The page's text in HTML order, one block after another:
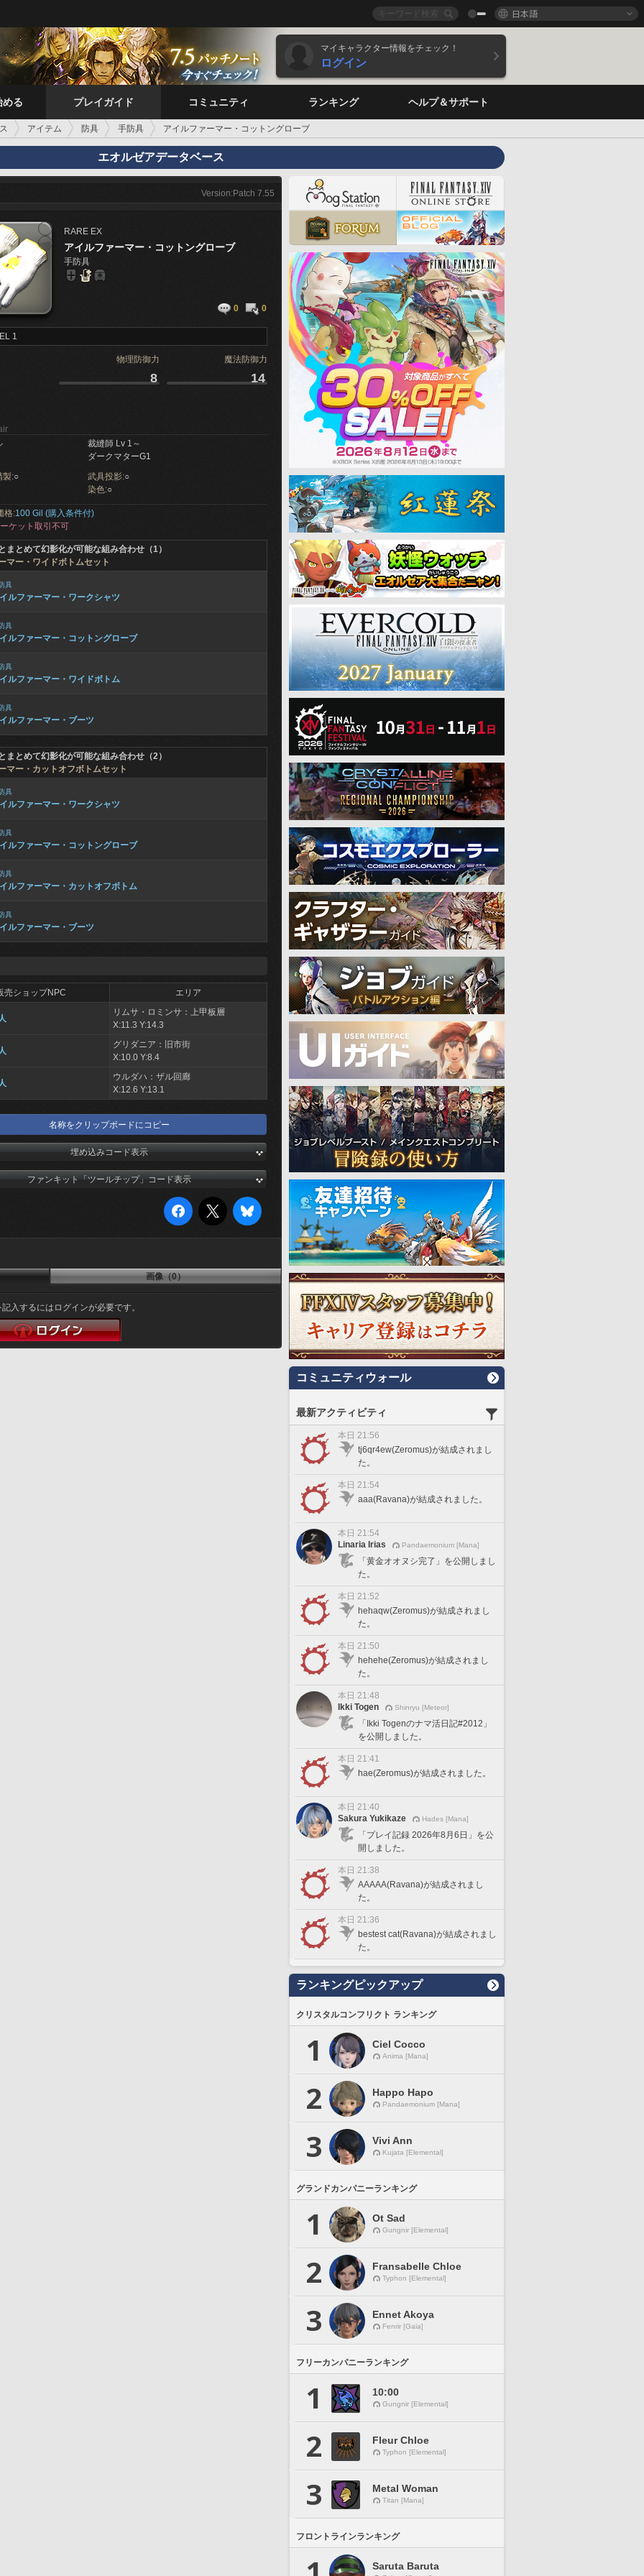
日本語
マイキャラクター情報をチェック！
ログイン
める プレイガイド コミュニティ ランキング ヘルプ＆サポート
アイテム 防具 手防具 アイルファーマー・コットングローブ
エオルゼアデータベース
Version:Patch 7.55
RARE EX
アイルファーマー・コットングローブ
手防具
0 0
1
物理防御力 魔法防御力
8 14
裁縫師 Lv 1～
ダークマターG1
製:○ 武具投影:○
染色:○
格:100 Gil (購入条件付)
ケット取引不可
まとめて幻影化が可能な組み合わせ（1）
マー・ワイドボトムセット
具
ルファーマー・ワークシャツ
具
ルファーマー・コットングローブ
具
ルファーマー・ワイドボトム
具
ルファーマー・ブーツ
まとめて幻影化が可能な組み合わせ（2）
マー・カットオフボトムセット
具
ルファーマー・ワークシャツ
具
ルファーマー・コットングローブ
具
ルファーマー・カットオフボトム
具
ルファーマー・ブーツ
売ショップNPC エリア
リムサ・ロミンサ：上甲板層
X:11.3 Y:14.3
グリダニア：旧市街
X:10.0 Y:8.4
ウルダハ：ザル回廊
X:12.6 Y:13.1
名称をクリップボードにコピー
埋め込みコード表示
ファンキット「ツールチップ」コード表示
画像（0）
入するにはログインが必要です。
コミュニティウォール
最新アクティビティ
本日 21:56
tj6qr4ew(Zeromus)が結成されまし
た。
本日 21:54
aaa(Ravana)が結成されました。
本日 21:54
Linaria Irias
Pandaemonium [Mana]
「黄金オオヌシ完了」を公開しまし
た。
本日 21:52
hehaqw(Zeromus)が結成されまし
た。
本日 21:50
hehehe(Zeromus)が結成されまし
た。
本日 21:48
Ikki Togen
Shinryu [Meteor]
「Ikki Togenのナマ活日記#2012」
を公開しました。
本日 21:41
hae(Zeromus)が結成されました。
本日 21:40
Sakura Yukikaze
Hades [Mana]
「プレイ記録 2026年8月6日」を公
開しました。
本日 21:38
AAAAA(Ravana)が結成されまし
た。
本日 21:36
bestest cat(Ravana)が結成されまし
た。
ランキングピックアップ
クリスタルコンフリクト ランキング
1 Ciel Cocco
Anima [Mana]
2 Happo Hapo
Pandaemonium [Mana]
3 Vivi Ann
Kujata [Elemental]
グランドカンパニーランキング
1 Ot Sad
Gungnir [Elemental]
2 Fransabelle Chloe
Typhon [Elemental]
3 Ennet Akoya
Fenrir [Gaia]
フリーカンパニーランキング
1 10:00
Gungnir [Elemental]
2 Fleur Chloe
Typhon [Elemental]
3 Metal Woman
Titan [Mana]
フロントラインランキング
Saruta Baruta